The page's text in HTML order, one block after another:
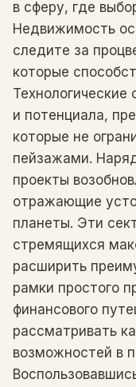
в сферу, где
Недвижимость
следите за
которые
и потенциала,
которые не
пейзажами.
проекты
отражающие
планеты. Эти
стремящихся
расширить
рамки простого
финансового
рассматривать
возможностей в